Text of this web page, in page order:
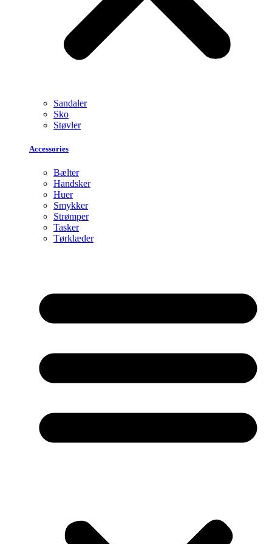
Sandaler
Sko
Støvler
Accessories
Bælter
Handsker
Huer
Smykker
Strømper
Tasker
Tørklæder